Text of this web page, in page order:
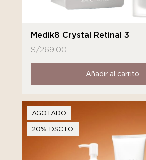
Medik8 Crystal Retinal 3
S/269.00
Añadir al carrito
AGOTADO
20% DSCTO.